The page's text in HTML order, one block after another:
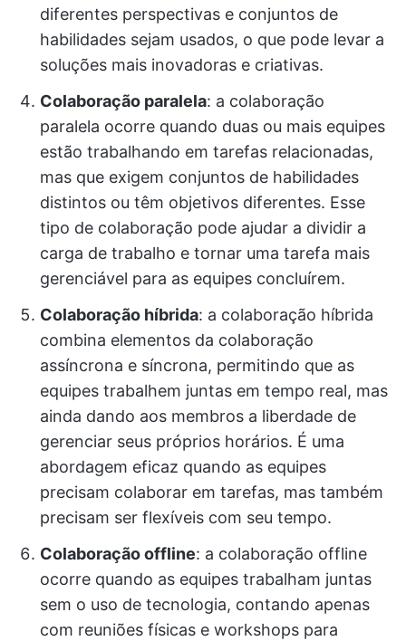
diferentes perspectivas e conjuntos de
habilidades sejam usados, o que pode levar a
soluções mais inovadoras e criativas.
Colaboração paralela: a colaboração
paralela ocorre quando duas ou mais equipes
estão trabalhando em tarefas relacionadas,
mas que exigem conjuntos de habilidades
distintos ou têm objetivos diferentes. Esse
tipo de colaboração pode ajudar a dividir a
carga de trabalho e tornar uma tarefa mais
gerenciável para as equipes concluírem.
Colaboração híbrida: a colaboração híbrida
combina elementos da colaboração
assíncrona e síncrona, permitindo que as
equipes trabalhem juntas em tempo real, mas
ainda dando aos membros a liberdade de
gerenciar seus próprios horários. É uma
abordagem eficaz quando as equipes
precisam colaborar em tarefas, mas também
precisam ser flexíveis com seu tempo.
Colaboração offline: a colaboração offline
ocorre quando as equipes trabalham juntas
sem o uso de tecnologia, contando apenas
com reuniões físicas e workshops para